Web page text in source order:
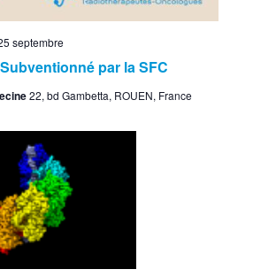
par la SFC
septembre
22, bd Gambetta, ROUEN, France